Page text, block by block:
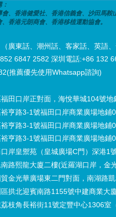
、香港健愛社、香港信義會、沙田馬
香港元朗商會、香港移植運動協會。
廣東話、潮州話、客家話、英語、
6847 2582 深圳電話:+86 132
推薦優先使用Whatsapp諮詢)
田口岸正對面，海悅華城104號地
亨路3-1號福田口岸商業廣場地鋪
亨路3-1號福田口岸商業廣場地鋪
亨路3-1號福田口岸商業廣場地鋪
岸皇禦苑（皇城廣場C門）深港1
路熙龍大廈二樓(近羅湖口岸，金
金光華廣場東二門對面，南湖路
拱北迎賓南路1155號中建商業大
枝角長裕街11號定豐中心1306